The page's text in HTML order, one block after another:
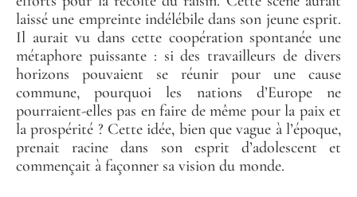
laissé une empreinte indélébile dans son jeune esprit.
Il aurait vu dans cette coopération spontanée une
métaphore puissante : si des travailleurs de divers
horizons pouvaient se réunir pour une cause
commune, pourquoi les nations d’Europe ne
pourraient-elles pas en faire de même pour la paix et
la prospérité ? Cette idée, bien que vague à l’époque,
prenait racine dans son esprit d’adolescent et
commençait à façonner sa vision du monde.